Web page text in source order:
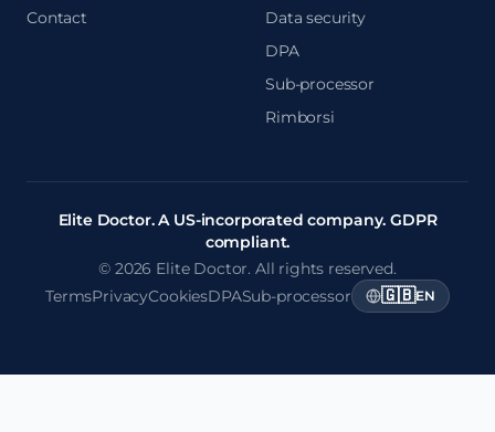
Contact
Data security
DPA
Sub-processor
Rimborsi
Elite Doctor. A US-incorporated company. GDPR
compliant.
© 2026 Elite Doctor. All rights reserved.
TermsPrivacyCookiesDPASub-processor 🇬🇧EN